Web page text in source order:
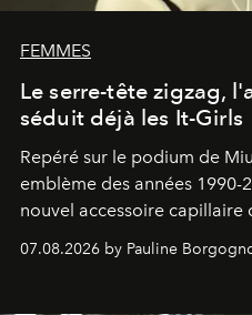
FEMMES
Le serre-tête zigzag,
séduit déjà les It-Girls
Repéré sur le podium de
emblème des années
nouvel accessoire capillaire
s'arrachent déjà.
07.08.2026 by Pauline